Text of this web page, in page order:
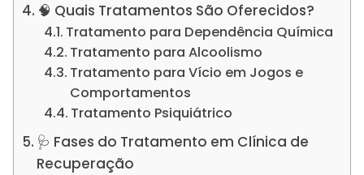
🧠 Quais Tratamentos São Oferecidos?
Tratamento para Dependência Química
Tratamento para Alcoolismo
Tratamento para Vício em Jogos e
Comportamentos
Tratamento Psiquiátrico
🩺 Fases do Tratamento em Clínica de
Recuperação